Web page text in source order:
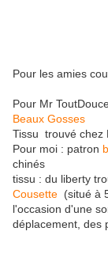
Pour les amies
Pour Mr
Beaux Gosses
Tissu trouvé chez
Pour moi : patron
chinés
tissu : du liberty
Cousette (situé à
l'occasion d'une
déplacement, des